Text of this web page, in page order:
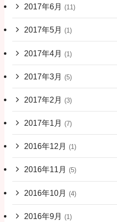
2017年6月 (11)
2017年5月 (1)
2017年4月 (1)
2017年3月 (5)
2017年2月 (3)
2017年1月 (7)
2016年12月 (1)
2016年11月 (5)
2016年10月 (4)
2016年9月 (1)